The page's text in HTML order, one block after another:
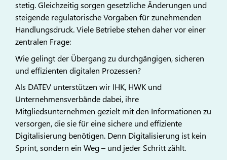
stetig. Gleichzeitig sorgen gesetzliche Änderungen und
steigende regulatorische Vorgaben für zunehmenden
Handlungsdruck. Viele Betriebe stehen daher vor einer
zentralen Frage:
Wie gelingt der Übergang zu durchgängigen, sicheren
und effizienten digitalen Prozessen?
Als DATEV unterstützen wir IHK, HWK und
Unternehmensverbände dabei, ihre
Mitgliedsunternehmen gezielt mit den Informationen zu
versorgen, die sie für eine sichere und effiziente
Digitalisierung benötigen. Denn Digitalisierung ist kein
Sprint, sondern ein Weg – und jeder Schritt zählt.